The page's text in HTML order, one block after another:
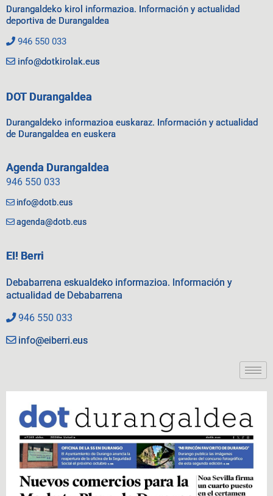
Durangaldeko kirol informazioa. Información y actualidad
deportiva de Durangaldea
946 550 033
info@dotkirolak.eus
DOT Durangaldea
Durangaldeko informazioa euskaraz. Información y actualidad
de Durangaldea en euskera
Agenda Durangaldea
946 550 033
info@dotb.eus
agenda@dotb.eus
EI! Berri
Debabarrena eskualdeko informazioa. Información y
actualidad de Debabarrena
946 550 033
info@eiberri.eus